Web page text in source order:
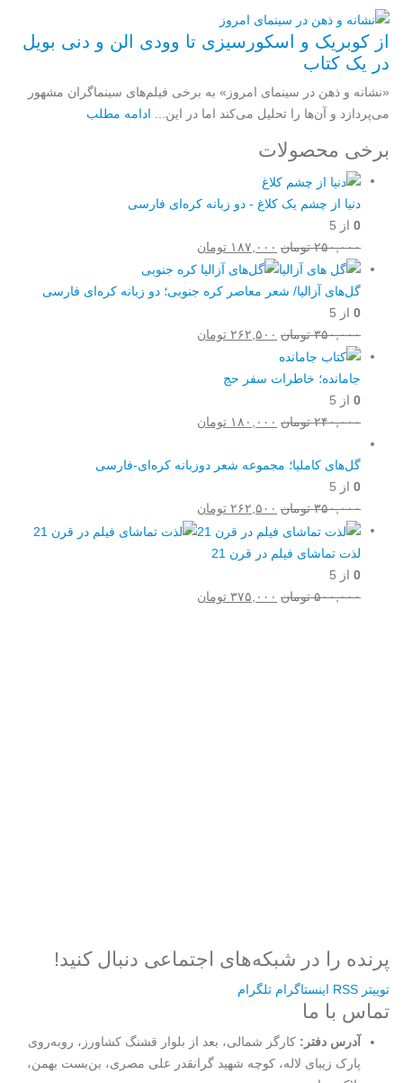
از کوبریک و اسکورسیزی تا وودی الن و دنی بویل
در یک کتاب
«نشانه و ذهن در سینمای امروز» به برخی فیلم‌های سینماگران مشهور
می‌پردازد و آن‌ها را تحلیل می‌کند اما در این... ادامه مطلب
برخی محصولات
دنیا از چشم یک کلاغ - دو زبانه کره‌ای فارسی
0 از 5
۲۵۰,۰۰۰ تومان قیمت
اصلی:
۲۵۰,۰۰۰ تومان
۱۸۷,۰۰۰ تومان
فعلی:
۱۸۷,۰۰۰ تومان.
گل‌‌های آزالیا/ شعر معاصر کره جنوبی؛ دو زبانه کره‌ای فارسی
0 از 5
۳۵۰,۰۰۰ تومان قیمت
۳۵۰,۰۰۰ تومان
۲۶۲,۵۰۰ تومان
جامانده؛ خاطرات سفر حج
0 از 5
۲۴۰,۰۰۰ تومان قیمت
۲۴۰,۰۰۰ تومان
۱۸۰,۰۰۰ تومان
۱۸۰,۰۰۰ تومان.
گل‌های کاملیا؛ مجموعه شعر دوزبانه کره‌ای-فارسی
0 از 5
۳۵۰,۰۰۰ تومان قیمت
اصلی:
۳۵۰,۰۰۰ تومان
۲۶۲,۵۰۰ تومان
فعلی:
لذت تماشای فیلم در قرن 21
0 از 5
۵۰۰,۰۰۰ تومان قیمت
۳۷۵,۰۰۰ تومان
پرنده را در شبکه‌های اجتماعی دنبال کنید!
توییتر RSS اینستاگرام تلگرام
تماس با ما
آدرس دفتر: کارگر شمالی، بعد از بلوار قشنگ کشاورز، روبه‌روی
پارک زیبای لاله، کوچه شهید گرانقدر علی مصری، بن‌بست بهمن،